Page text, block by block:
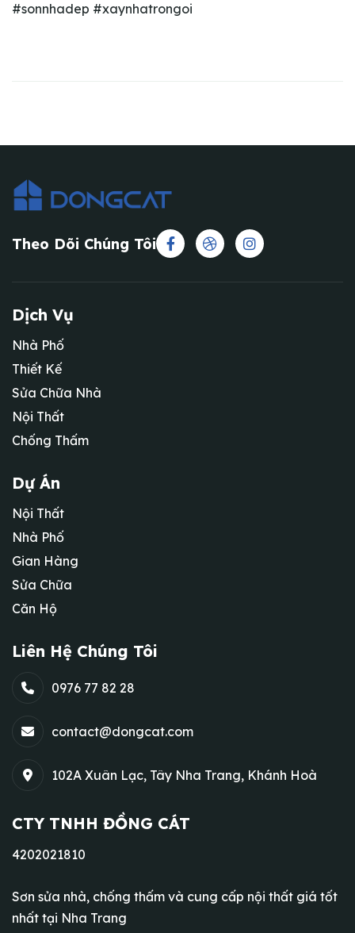
#sonnhadep #xaynhatrongoi
Theo Dõi Chúng Tôi
Dịch Vụ
Nhà Phố
Thiết Kế
Sửa Chữa Nhà
Nội Thất
Chống Thấm
Dự Án
Nội Thất
Nhà Phố
Gian Hàng
Sửa Chữa
Căn Hộ
Liên Hệ Chúng Tôi
0976 77 82 28
contact@dongcat.com
102A Xuân Lạc, Tây Nha Trang, Khánh Hoà
CTY TNHH ĐỒNG CÁT
4202021810
Sơn sửa nhà, chống thấm và cung cấp nội thất giá tốt
nhất tại Nha Trang